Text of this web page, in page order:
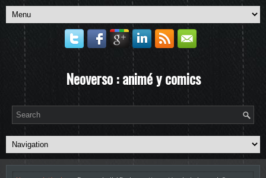
Neoverso : animé y comics